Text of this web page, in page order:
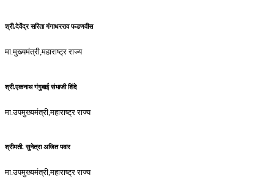
श्री.देवेंद्र सरिता गंगाधरराव फडणवीस
मा.मुख्यमंत्री,महाराष्ट्र राज्य
श्री.एकनाथ गंगुबाई संभाजी शिंदे
मा.उपमुख्यमंत्री,महाराष्ट्र राज्य
श्रीमती. सुनेत्रा अजित पवार
मा.उपमुख्यमंत्री,महाराष्ट्र राज्य